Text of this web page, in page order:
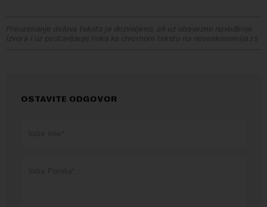
Preuzimanje delova teksta je dozvoljeno, ali uz obavezno navođenje
izvora i uz postavljanje linka ka izvornom tekstu na novaekonomija.rs
OSTAVITE ODGOVOR